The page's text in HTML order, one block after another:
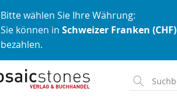
Bitte wählen Sie Ihre Währung:
Sie können in Schweizer Franken (CHF)
bezahlen.